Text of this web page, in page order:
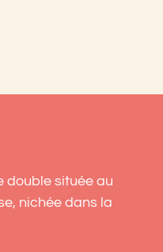
double située au
nichée dans la